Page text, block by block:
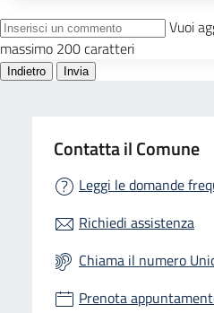
Contatta il Comune
Leggi le domande
Richiedi assistenza
Chiama il numero
Prenota